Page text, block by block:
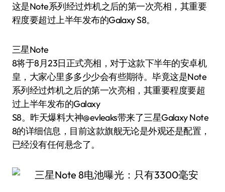
这是Note系列经过炸机之后的第一次亮相，其重要
程度要超过上半年发布的Galaxy S8。
三星Note
8将于8月23日正式亮相，对于这款下半年的安卓机
皇，大家心里多多少少会有些期待。毕竟这是Note
系列经过炸机之后的第一次亮相，其重要程度要超
过上半年发布的Galaxy
S8。昨天爆料大神@evleaks带来了三星Galaxy Note
8的详细信息，目前这款旗舰无论是外观还是配置，
已经没有任何悬念了。